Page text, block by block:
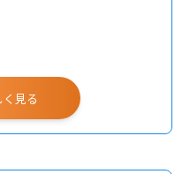
見る